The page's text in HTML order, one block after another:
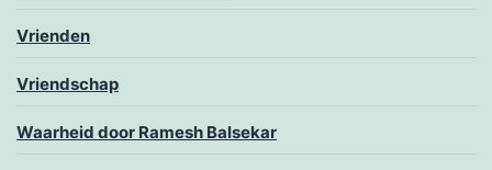
Vrienden
Vriendschap
Waarheid door Ramesh Balsekar